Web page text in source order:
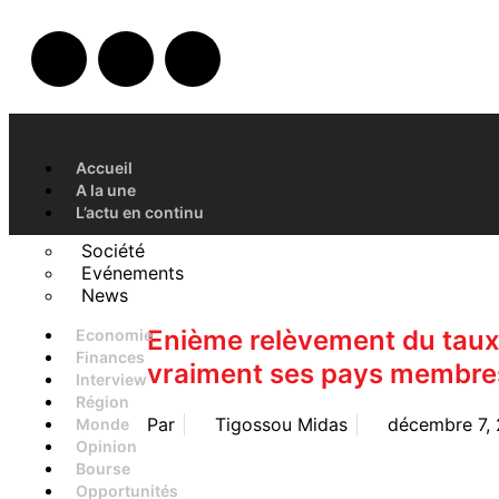
Accueil
A la une
L’actu en continu
Société
Evénements
News
Economie
Finances
Interview
Région
Monde
Opinion
Bourse
Opportunités
Enième relèvement du
vraiment ses pays
Par Tigossou Midas décembre 7,